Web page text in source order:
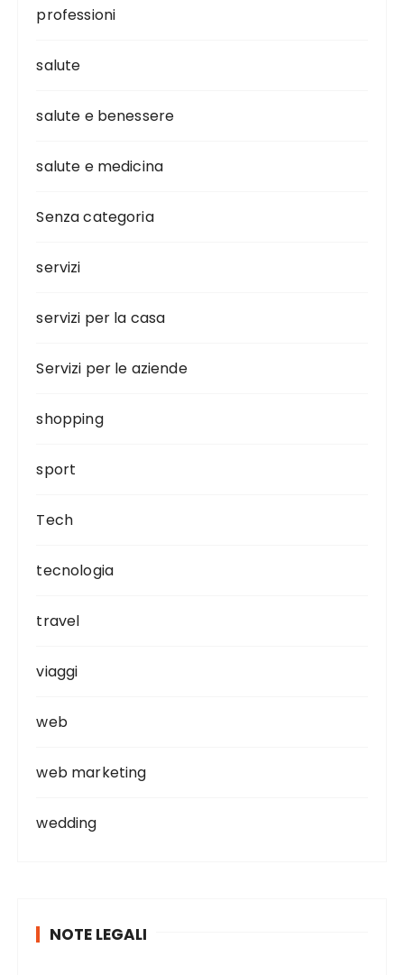
professioni
salute
salute e benessere
salute e medicina
Senza categoria
servizi
servizi per la casa
Servizi per le aziende
shopping
sport
Tech
tecnologia
travel
viaggi
web
web marketing
wedding
NOTE LEGALI